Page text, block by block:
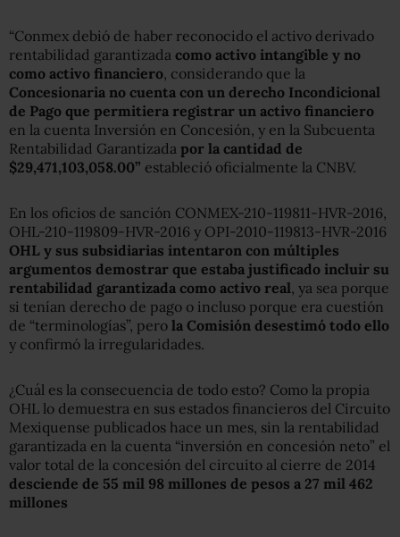
“Conmex debió de haber reconocido el activo derivado
rentabilidad garantizada como activo intangible y no
como activo financiero , considerando que la
Concesionaria no cuenta con un derecho Incondicional
de Pago que permitiera registrar un activo financiero
en la cuenta Inversión en Concesión, y en la Subcuenta
Rentabilidad Garantizada por la cantidad de
$29,471,103,058.00” estableció oficialmente la CNBV.
En los oficios de sanción CONMEX-210-119811-HVR-2016,
OHL-210-119809-HVR-2016 y OPI-2010-119813-HVR-2016
OHL y sus subsidiarias intentaron con múltiples
argumentos demostrar que estaba justificado incluir su
rentabilidad garantizada como activo real , ya sea porque
si tenían derecho de pago o incluso porque era cuestión
de “terminologías”, pero la Comisión desestimó todo ello
y confirmó la irregularidades.
¿Cuál es la consecuencia de todo esto? Como la propia
OHL lo demuestra en sus estados financieros del Circuito
Mexiquense publicados hace un mes, sin la rentabilidad
garantizada en la cuenta “inversión en concesión neto” el
valor total de la concesión del circuito al cierre de 2014
desciende de 55 mil 98 millones de pesos a 27 mil 462
millones